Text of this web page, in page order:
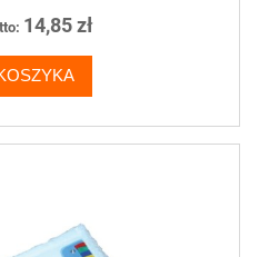
14,85 zł